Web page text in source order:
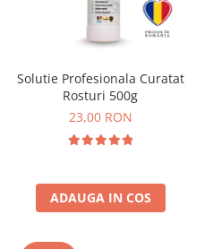
Solutie Profesionala Curatat
Rosturi 500g
23,00 RON
ADAUGA IN COS